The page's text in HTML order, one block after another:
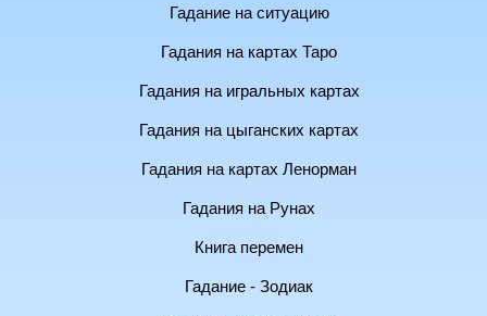
Гадание на ситуацию
Гадания на картах Таро
Гадания на игральных картах
Гадания на цыганских картах
Гадания на картах Ленорман
Гадания на Рунах
Книга перемен
Гадание - Зодиак